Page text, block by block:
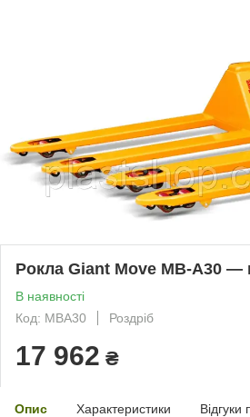
Рокла Giant Move MB-A30 —
В наявності
Код: MBA30
Роздріб
17 962 ₴
Опис Характеристики Відгуки